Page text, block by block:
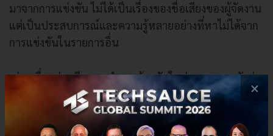
มาจากการแข่งขัน ไม่ได้เป็นเรื่องของชื่อเสียงของผู้จัดงาน
แต่เป็นประสบการณ์และความรู้หลายอย่างที่หาไม่ได้จาก
การแข่งขันในรายการอื่น
เช่น เพื่อนร่วมทีม การทำงานด้วยกันในช่วงแรกยอมรับว่า
ติดขัดอยู่บ้างเพราะมาจากคณะที่ต่างกันและต่างคนต่างมี
ความสามารถในแนวทางของตัวเอง จนถึงจุดที่เราปรับตัว
แบ่งหน้าที่กันชัดเจน ผมกับเพื่อนที่อยู่คณะไอที รับผิด
×